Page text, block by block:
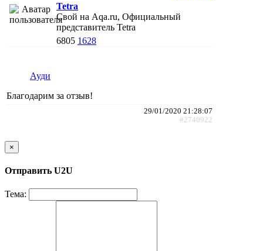
Tetra
Свой на Aqa.ru, Официальный
представитель Tetra
6805 1628
Ауди
Благодарим за отзыв!
29/01/2020 21:28:07
#2740922
×
Отправить U2U
Тема: